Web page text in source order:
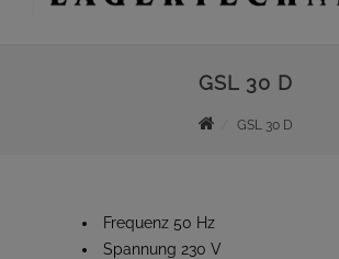
GSL 30 D
GSL 30 D
Frequenz 50 Hz
Spannung 230 V